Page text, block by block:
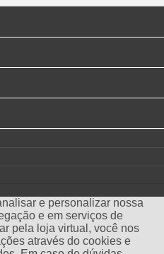
e personalizar nossa
e em serviços de
pela loja virtual, você nos
através do cookies e